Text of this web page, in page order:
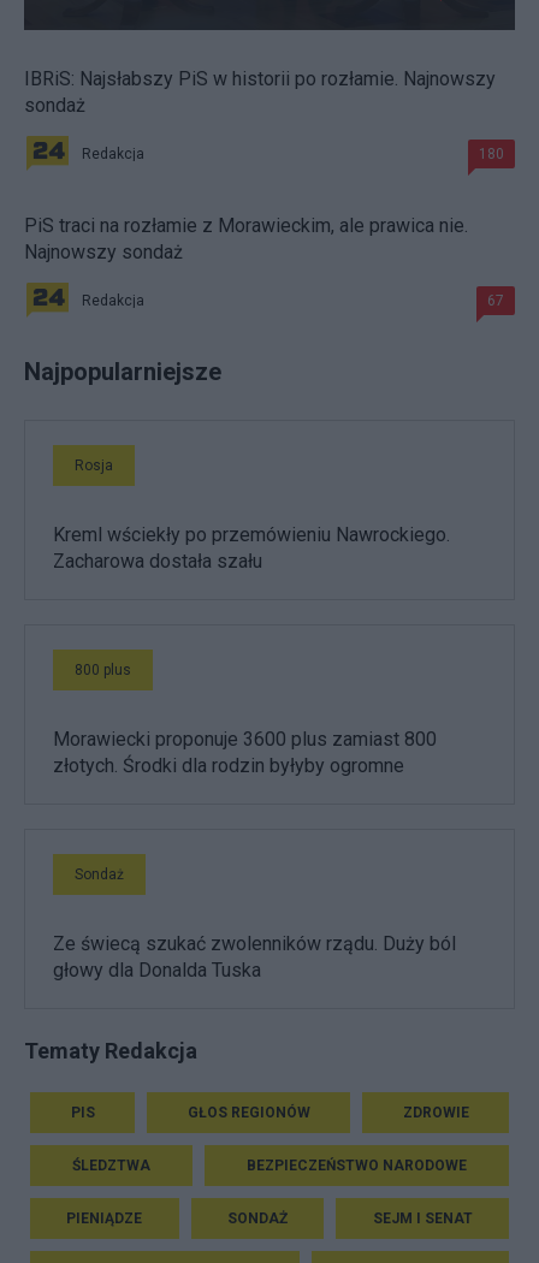
IBRiS: Najsłabszy PiS w historii po rozłamie. Najnowszy
sondaż
Redakcja 180
PiS traci na rozłamie z Morawieckim, ale prawica nie.
Najnowszy sondaż
Redakcja 67
Najpopularniejsze
Rosja
Kreml wściekły po przemówieniu Nawrockiego.
Zacharowa dostała szału
800 plus
Morawiecki proponuje 3600 plus zamiast 800
złotych. Środki dla rodzin byłyby ogromne
Sondaż
Ze świecą szukać zwolenników rządu. Duży ból
głowy dla Donalda Tuska
Tematy Redakcja
PIS GŁOS REGIONÓW ZDROWIE
ŚLEDZTWA BEZPIECZEŃSTWO NARODOWE
PIENIĄDZE SONDAŻ SEJM I SENAT